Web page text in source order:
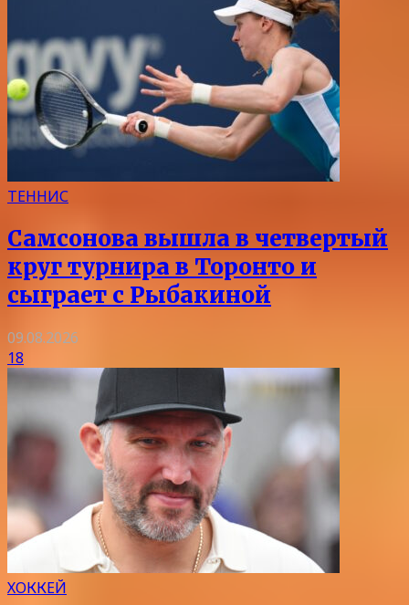
ТЕННИС
Самсонова вышла в четвертый
круг турнира в Торонто и
сыграет с Рыбакиной
09.08.2026
18
ХОККЕЙ